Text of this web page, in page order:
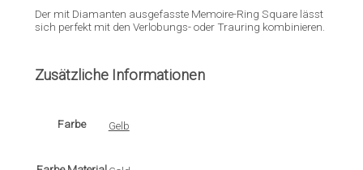
Der mit Diamanten ausgefasste Memoire-Ring Square lässt
sich perfekt mit den Verlobungs- oder Trauring kombinieren.
Zusätzliche Informationen
Farbe Gelb